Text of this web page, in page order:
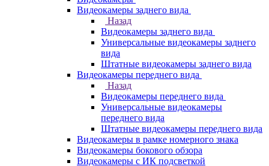
Видеокамеры заднего вида
Назад
Видеокамеры заднего вида
Универсальные видеокамеры заднего
вида
Штатные видеокамеры заднего вида
Видеокамеры переднего вида
Назад
Видеокамеры переднего вида
Универсальные видеокамеры
переднего вида
Штатные видеокамеры переднего вида
Видеокамеры в рамке номерного знака
Видеокамеры бокового обзора
Видеокамеры с ИК подсветкой